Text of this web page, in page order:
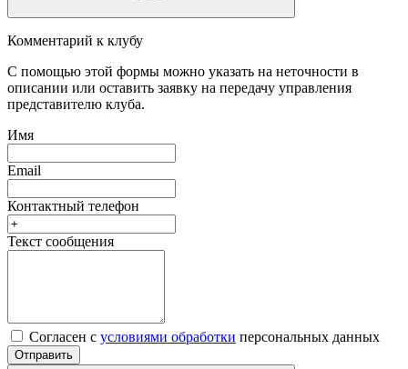
Комментарий к клубу
С помощью этой формы можно указать на неточности в
описании или оставить заявку на передачу управления
представителю клуба.
Имя
Email
Контактный телефон
Текст сообщения
Согласен с условиями обработки персональных данных
Отправить